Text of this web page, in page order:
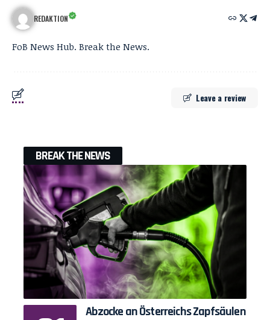
REDAKTION
FoB News Hub. Break the News.
Leave a review
BREAK THE NEWS
Abzocke an Österreichs Zapfsäulen